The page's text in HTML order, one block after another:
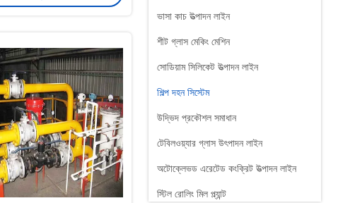
ভাসা কাচ উত্পাদন লাইন
শীট গ্লাস মেকিং মেশিন
সোডিয়াম সিলিকেট উত্পাদন লাইন
শিল্প দহন সিস্টেম
উদ্ভিদ প্রকৌশল সমাধান
টেবিলওয়্যার গ্লাস উৎপাদন লাইন
অটোক্লেভড এরেটেড কংক্রিট উত্পাদন লাইন
স্টিল রোলিং মিল প্ল্যান্ট